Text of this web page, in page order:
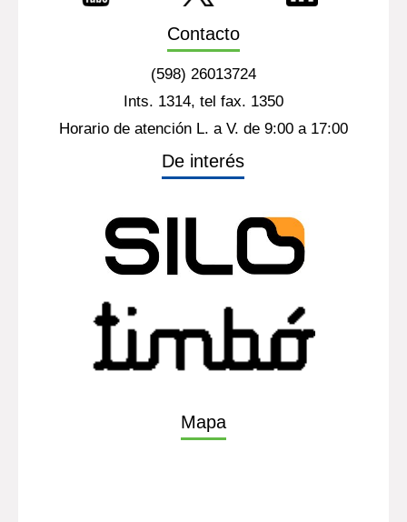
Contacto
(598) 26013724
Ints. 1314, tel fax. 1350
Horario de atención L. a V. de 9:00 a 17:00
De interés
Mapa